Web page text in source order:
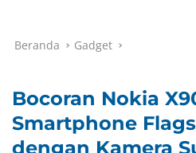
Beranda Gadget
Bocoran Nokia
Smartphone
dengan Kamera